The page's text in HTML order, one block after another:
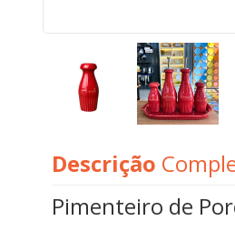
Descrição
Pimenteiro de